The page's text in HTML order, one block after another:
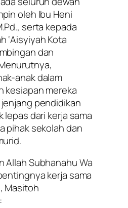
oleh Ibu Heni
serta kepada
‘Aisyiyah Kota
dan
anak dalam
kesiapan mereka
pendidikan
dari kerja sama
pihak sekolah dan
Allah Subhanahu Wa
kerja sama
Masitoh